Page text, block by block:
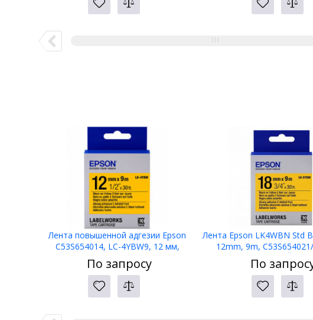
Лента повышенной адгезии Epson
C53S654014, LC-4YBW9, 12 мм,
желтая/черная, 9м /ЖЕЛТАЯ
НАКЛЕЙКА
По запросу
Лента Epson LK4WBN Std
12mm, 9m,
По